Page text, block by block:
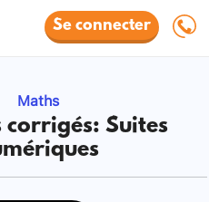
Se connecter
Maths
corrigés: Suites